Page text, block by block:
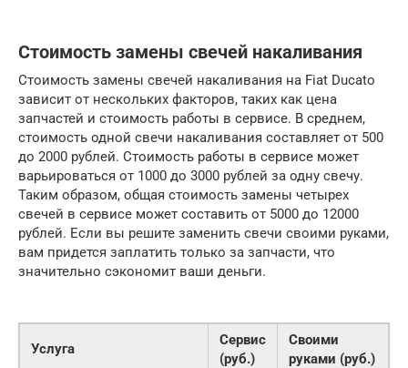
Стоимость замены свечей накаливания
Стоимость замены свечей накаливания на Fiat Ducato
зависит от нескольких факторов, таких как цена
запчастей и стоимость работы в сервисе. В среднем,
стоимость одной свечи накаливания составляет от 500
до 2000 рублей. Стоимость работы в сервисе может
варьироваться от 1000 до 3000 рублей за одну свечу.
Таким образом, общая стоимость замены четырех
свечей в сервисе может составить от 5000 до 12000
рублей. Если вы решите заменить свечи своими руками,
вам придется заплатить только за запчасти, что
значительно сэкономит ваши деньги.
Услуга
Сервис
(руб.)
Своими
руками (руб.)